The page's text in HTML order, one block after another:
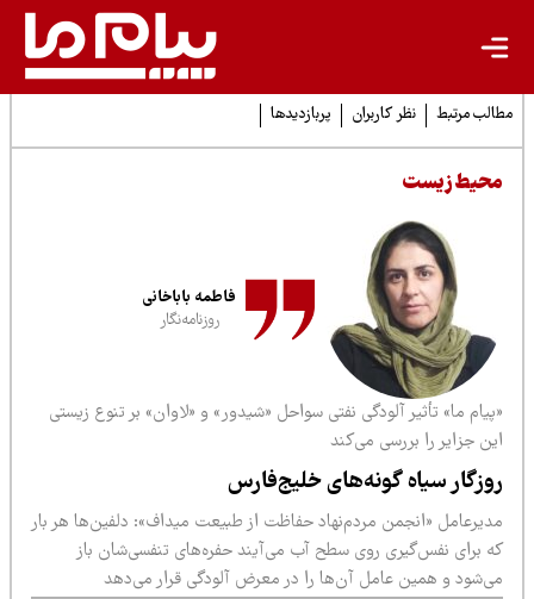
مرتبط نظر کاربران پربازدیدها
زیست
فاطمه باباخانی
روزنامه‌نگار
ما» تأثیر آلودگی نفتی سواحل «شیدور» و «لاوان» بر تنوع زیستی
جزایر را بررسی می‌کند
سیاه گونه‌های خلیج‌فارس
«انجمن مردم‌نهاد حفاظت از طبیعت میداف»: دلفین‌ها هر بار
برای نفس‌گیری روی سطح آب می‌آیند حفره‌های تنفسی‌شان باز
و همین عامل آن‌ها را در معرض آلودگی قرار می‌دهد